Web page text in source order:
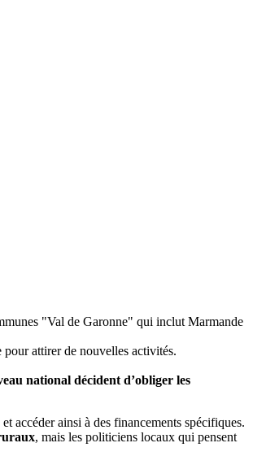
"Val de Garonne" qui inclut Marmande
attirer de nouvelles activités.
national décident d’obliger les
accéder ainsi à des financements spécifiques.
, mais les politiciens locaux qui pensent